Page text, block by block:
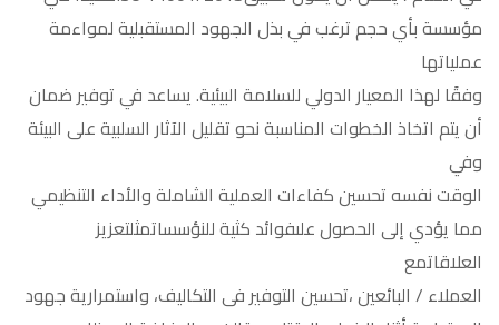
مؤسسة بأي حجم ترغب في بذل الجهود المستقبلية لمواءمة
عملياتها
وفقًا لهذا المعيار الدولي للسلامة البيئية. يساعد في توفير ضمان
أن يتم اتخاذ الخطوات المناسبة نحو تقليل الآثار السلبية على البيئة
وفي
الوقت نفسه تحسين كفاءات العملية الشاملة والأداء التنظيمي
مما يؤدي إلى الحصول علىفوائد كثية للنؤسساتمثلتعزيز
العلاقاتمع
العملاء / البائعين ،تحسين التوفير فى التكاليف، واستمرارية جهود